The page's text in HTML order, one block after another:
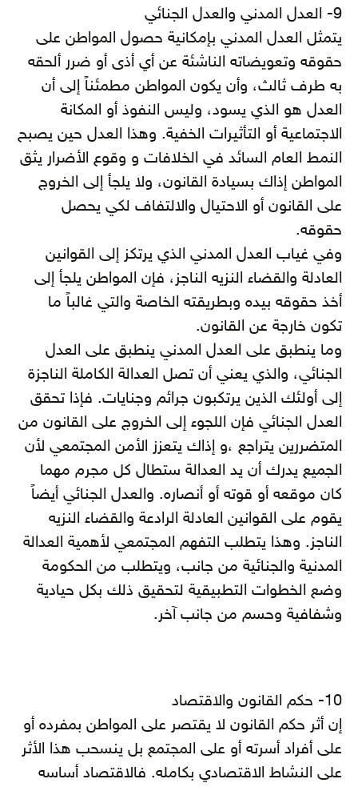
9- العدل المدني والعدل الجنائي
يتمثل العدل المدني بإمكانية حصول المواطن على
حقوقه وتعويضاته الناشئة عن أي أذى أو ضرر ألحقه
به طرف ثالث، وأن يكون المواطن مطمئناً إلى أن
العدل هو الذي يسود، وليس النفوذ أو المكانة
الاجتماعية أو التأثيرات الخفية. وهذا العدل حين يصبح
النمط العام السائد في الخلافات و وقوع الأضرار يثق
المواطن إذاك بسيادة القانون، ولا يلجأ إلى الخروج
على القانون أو الاحتيال والالتفاف لكي يحصل
حقوقه.
وفي غياب العدل المدني الذي يرتكز إلى القوانين
العادلة والقضاء النزيه الناجز، فإن المواطن يلجأ إلى
أخذ حقوقه بيده وبطريقته الخاصة والتي غالباً ما
تكون خارجة عن القانون.
وما ينطبق على العدل المدني ينطبق على العدل
الجنائي، والذي يعني أن تصل العدالة الكاملة الناجزة
إلى أولئك الذين يرتكبون جرائم وجنايات. فإذا تحقق
العدل الجنائي فإن اللجوء إلى الخروج على القانون من
المتضررين يتراجع ،و إذاك يتعزز الأمن المجتمعي لأن
الجميع يدرك أن يد العدالة ستطال كل مجرم مهما
كان موقعه أو قوته أو أنصاره. والعدل الجنائي أيضاً
يقوم على القوانين العادلة الرادعة والقضاء النزيه
الناجز. وهذا يتطلب التفهم المجتمعي لأهمية العدالة
المدنية والجنائية من جانب، ويتطلب من الحكومة
وضع الخطوات التطبيقية لتحقيق ذلك بكل حيادية
وشفافية وحسم من جانب آخر.
10- حكم القانون والاقتصاد
إن أثر حكم القانون لا يقتصر على المواطن بمفرده أو
على أفراد أسرته أو على المجتمع بل ينسحب هذا الأثر
على النشاط الاقتصادي بكامله. فالاقتصاد أساسه